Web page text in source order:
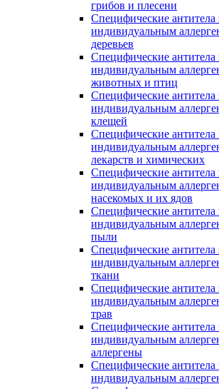
грибов и плесени
Специфические антитела
индивидуальным
деревьев
Специфические антитела
индивидуальным
животных и птиц
Специфические антитела
индивидуальным
клещей
Специфические антитела
индивидуальным
лекарств и химических
Специфические антитела
индивидуальным
насекомых и их ядов
Специфические антитела
индивидуальным
пыли
Специфические антитела
индивидуальным
ткани
Специфические антитела
индивидуальным
трав
Специфические антитела
индивидуальным
аллергены
Специфические антитела
индивидуальным